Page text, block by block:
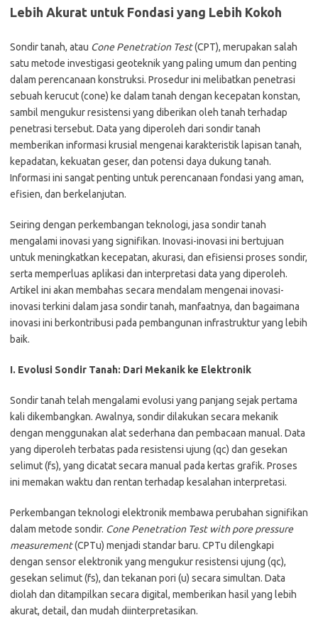
Lebih Akurat untuk Fondasi yang Lebih Kokoh
Sondir tanah, atau Cone Penetration Test(CPT), merupakan salah
satu metode investigasi geoteknik yang paling umum dan penting
dalam perencanaan konstruksi. Prosedur ini melibatkan penetrasi
sebuah kerucut (cone) ke dalam tanah dengan kecepatan konstan,
sambil mengukur resistensi yang diberikan oleh tanah terhadap
penetrasi tersebut. Data yang diperoleh dari sondir tanah
memberikan informasi krusial mengenai karakteristik lapisan tanah,
kepadatan, kekuatan geser, dan potensi daya dukung tanah.
Informasi ini sangat penting untuk perencanaan fondasi yang aman,
efisien, dan berkelanjutan.
Seiring dengan perkembangan teknologi, jasa sondir tanah
mengalami inovasi yang signifikan. Inovasi-inovasi ini bertujuan
untuk meningkatkan kecepatan, akurasi, dan efisiensi proses sondir,
serta memperluas aplikasi dan interpretasi data yang diperoleh.
Artikel ini akan membahas secara mendalam mengenai inovasi-
inovasi terkini dalam jasa sondir tanah, manfaatnya, dan bagaimana
inovasi ini berkontribusi pada pembangunan infrastruktur yang lebih
baik.
I. Evolusi Sondir Tanah: Dari Mekanik ke Elektronik
Sondir tanah telah mengalami evolusi yang panjang sejak pertama
kali dikembangkan. Awalnya, sondir dilakukan secara mekanik
dengan menggunakan alat sederhana dan pembacaan manual. Data
yang diperoleh terbatas pada resistensi ujung (qc) dan gesekan
selimut (fs), yang dicatat secara manual pada kertas grafik. Proses
ini memakan waktu dan rentan terhadap kesalahan interpretasi.
Perkembangan teknologi elektronik membawa perubahan signifikan
dalam metode sondir. Cone Penetration Test with pore pressure
measurement(CPTu) menjadi standar baru. CPTu dilengkapi
dengan sensor elektronik yang mengukur resistensi ujung (qc),
gesekan selimut (fs), dan tekanan pori (u) secara simultan. Data
diolah dan ditampilkan secara digital, memberikan hasil yang lebih
akurat, detail, dan mudah diinterpretasikan.